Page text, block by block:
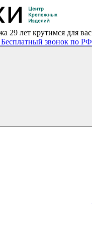
29 лет крутимся для вас
Бесплатный звонок по РФ